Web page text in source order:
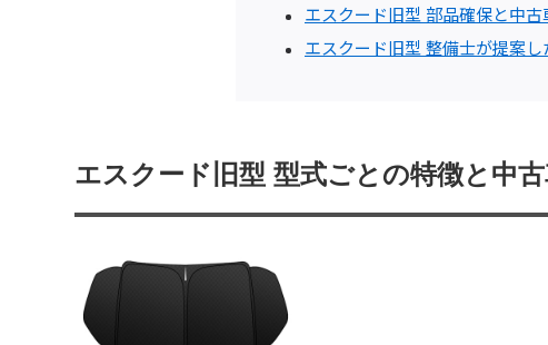
エスクード旧型 部品確保と中
エスクード旧型 整備士が提案
エスクード旧型 型式ごとの特徴と中